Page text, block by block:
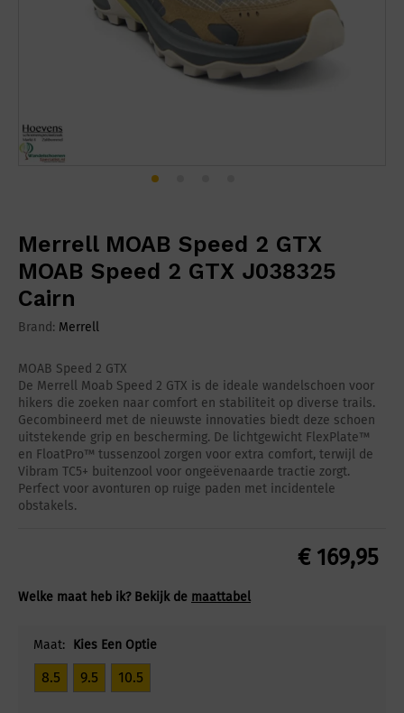
Merrell MOAB Speed 2 GTX
MOAB Speed 2 GTX J038325
Cairn
Brand: Merrell
MOAB Speed 2 GTX
De Merrell Moab Speed 2 GTX is de ideale wandelschoen voor
hikers die zoeken naar comfort en stabiliteit op diverse trails.
Gecombineerd met de nieuwste innovaties biedt deze schoen
uitstekende grip en bescherming. De lichtgewicht FlexPlate™
en FloatPro™ tussenzool zorgen voor extra comfort, terwijl de
Vibram TC5+ buitenzool voor ongeëvenaarde tractie zorgt.
Perfect voor avonturen op ruige paden met incidentele
obstakels.
€169,95
Welke maat heb ik? Bekijk de maattabel
Maat: Kies Een Optie
8.5 9.5 10.5